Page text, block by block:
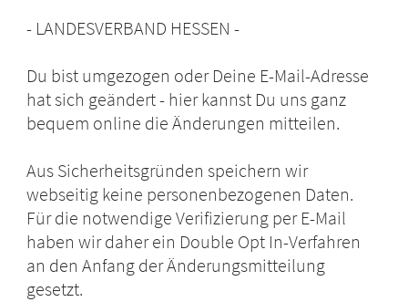
- LANDESVERBAND HESSEN -
Du bist umgezogen oder Deine E-Mail-Adresse
hat sich geändert - hier kannst Du uns ganz
bequem online die Änderungen mitteilen.
Aus Sicherheitsgründen speichern wir
webseitig keine personenbezogenen Daten.
Für die notwendige Verifizierung per E-Mail
haben wir daher ein Double Opt In-Verfahren
an den Anfang der Änderungsmitteilung
gesetzt.